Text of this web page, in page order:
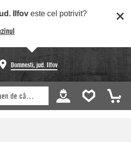
Ilfov este cel potrivit?
Domnesti, jud. Ilfov